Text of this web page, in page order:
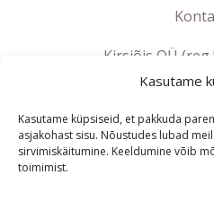
Kasutame
Kasutame küpsiseid, et pakkuda
asjakohast sisu. Nõustudes lubad
sirvimiskäitumine. Keeldumine võib
toimimist.
Kirsiõis OÜ
KMKR